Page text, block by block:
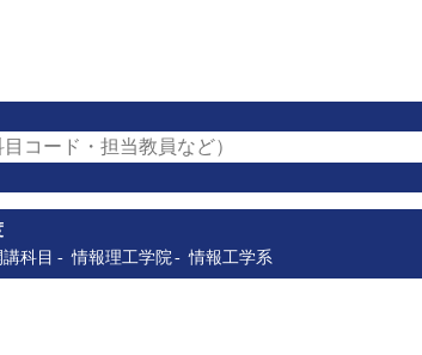
コード・担当教員など）
科目
情報理工学院 情報工学系